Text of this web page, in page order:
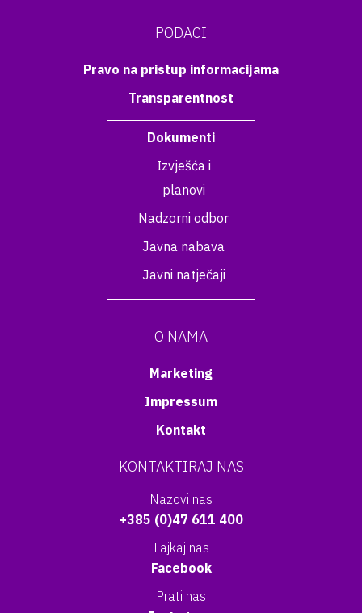
PODACI
Pravo na pristup informacijama
Transparentnost
Dokumenti
Izvješća i
planovi
Nadzorni odbor
Javna nabava
Javni natječaji
O NAMA
Marketing
Impressum
Kontakt
KONTAKTIRAJ NAS
Nazovi nas
+385 (0)47 611 400
Lajkaj nas
Facebook
Prati nas